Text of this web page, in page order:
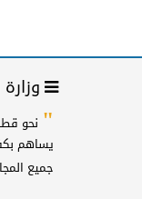
" نحو
يساهم
جميع